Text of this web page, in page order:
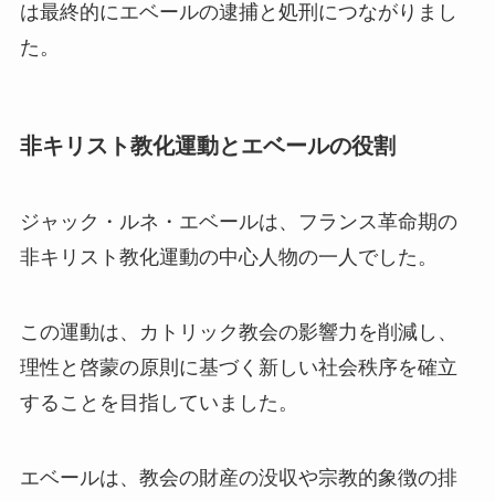
は最終的にエベールの逮捕と処刑につながりまし
た。
非キリスト教化運動とエベールの役割
ジャック・ルネ・エベールは、フランス革命期の
非キリスト教化運動の中心人物の一人でした。
この運動は、カトリック教会の影響力を削減し、
理性と啓蒙の原則に基づく新しい社会秩序を確立
することを目指していました。
エベールは、教会の財産の没収や宗教的象徴の排